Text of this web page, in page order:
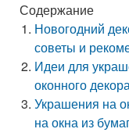
Содержание
Новогодний
советы и
Идеи для
оконного
Украшения на
на окна из